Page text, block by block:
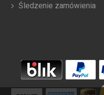
Śledzenie zamówienia